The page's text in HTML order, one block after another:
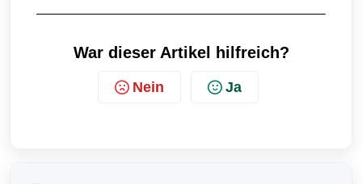
War dieser Artikel hilfreich?
Nein Ja